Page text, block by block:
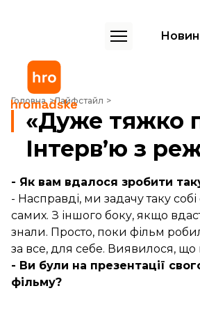
Головна Лайфстайл
«Дуже тяжко показувати свою стрічку
«Дуже тяжко
Інтерв’ю з
- Як вам вдалося зробити
- Насправді, ми задачу таку
самих. З іншого боку, якщо
знали. Просто, поки фільм
за все, для себе. Виявилося,
- Ви були на презентації
фільму?